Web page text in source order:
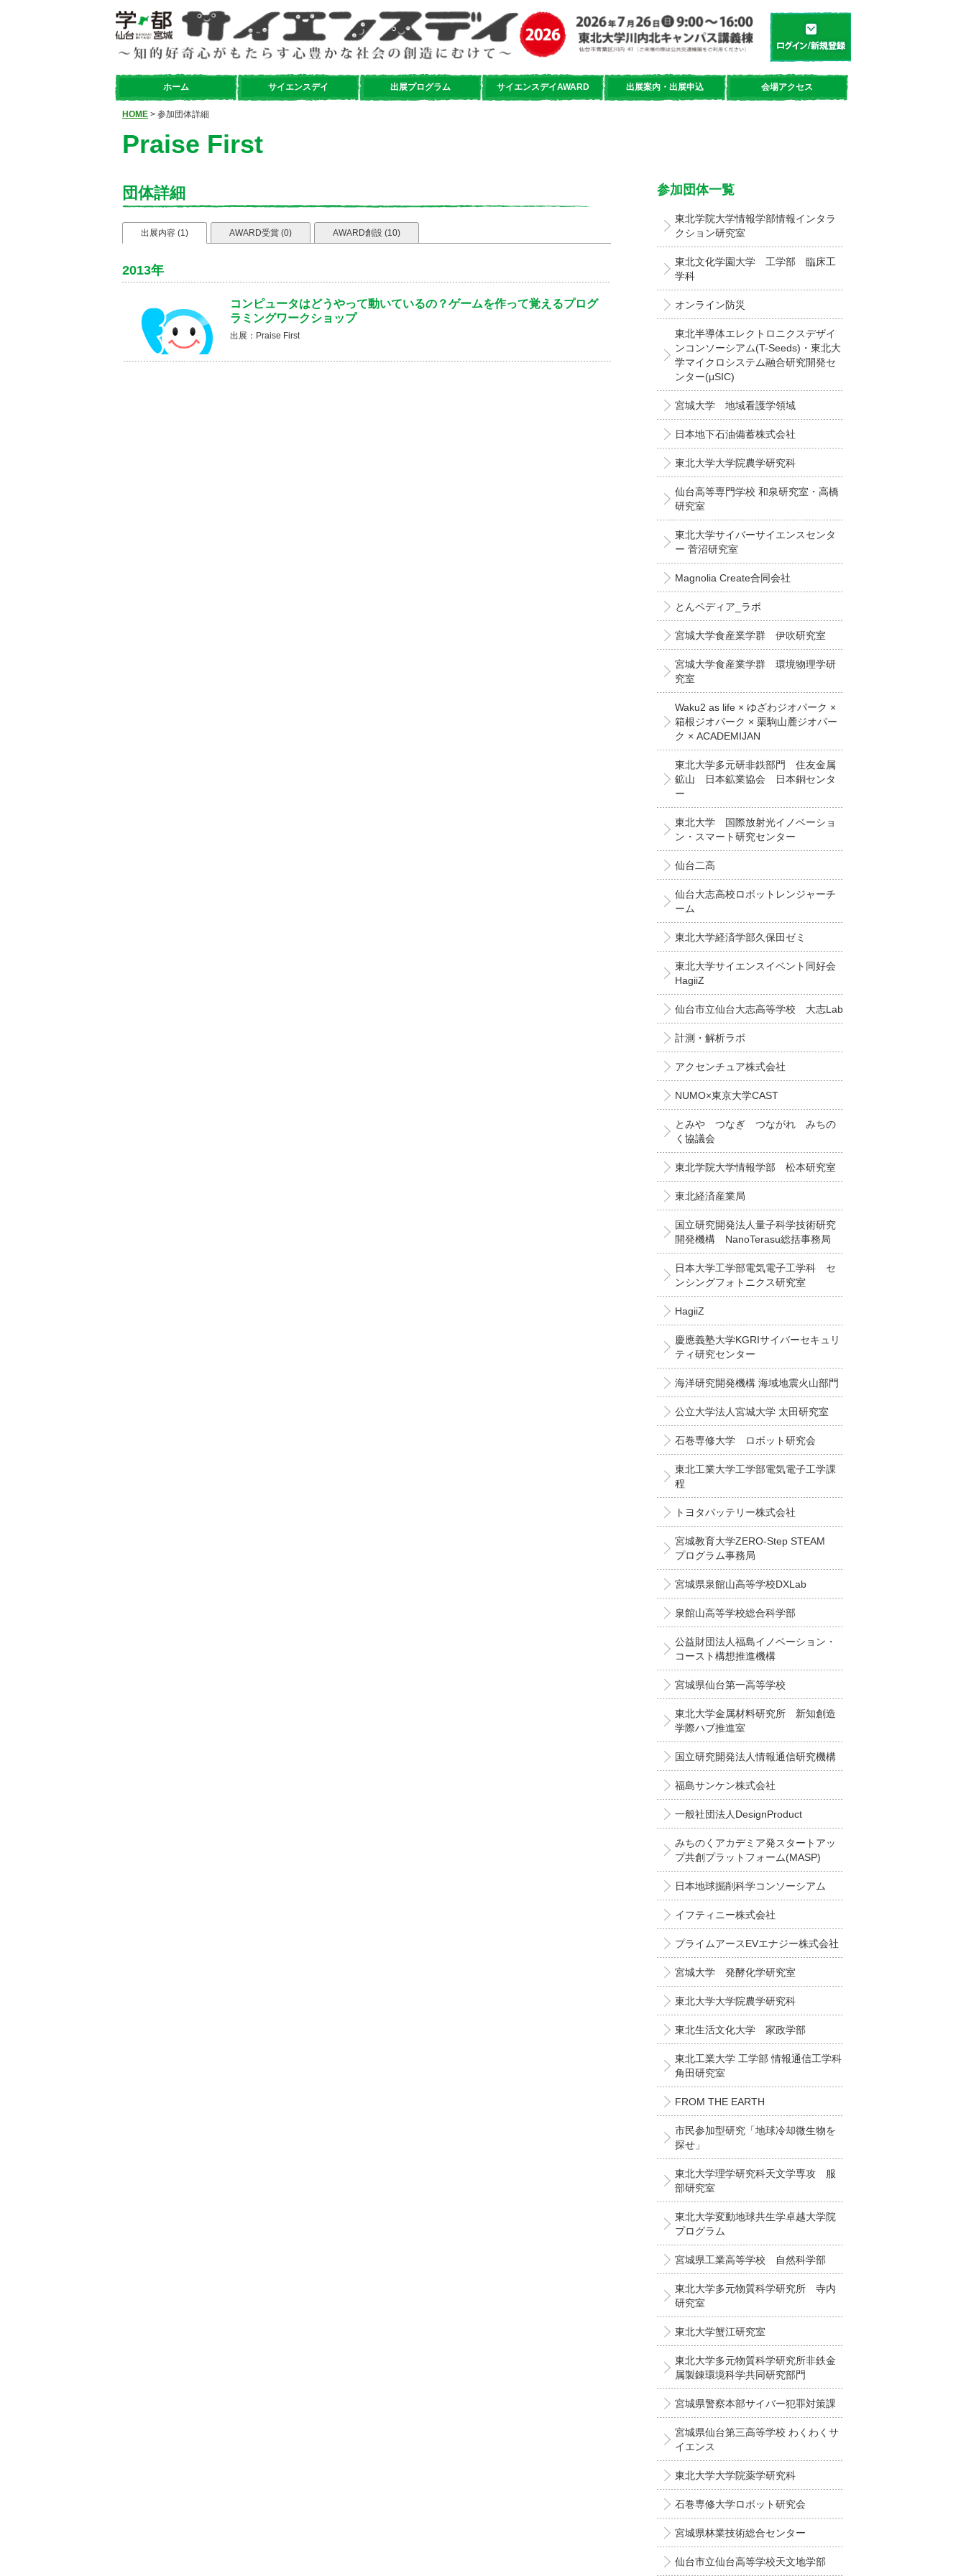
学都「仙台・宮城」サイエンスデイ
ホーム サイエンスデイ 出展プログラム サイエンスデイAWARD 出展案内・出展申込 会場アクセス
HOME > 参加団体詳細
Praise First
団体詳細
出展内容 (1) AWARD受賞 (0) AWARD創設 (10)
2013年
コンピュータはどうやって動いているの？ゲームを作って覚えるプログ
ラミングワークショップ
出展：Praise First
参加団体一覧
東北学院大学情報学部情報インタラ
クション研究室
東北文化学園大学 工学部 臨床工
学科
オンライン防災
東北半導体エレクトロニクスデザイ
ンコンソーシアム(T-Seeds)・東北大
学マイクロシステム融合研究開発セ
ンター(μSIC)
宮城大学 地域看護学領域
日本地下石油備蓄株式会社
東北大学大学院農学研究科
仙台高等専門学校 和泉研究室・高橋
研究室
東北大学サイバーサイエンスセンタ
ー 菅沼研究室
Magnolia Create合同会社
とんペディア_ラボ
宮城大学食産業学群 伊吹研究室
宮城大学食産業学群 環境物理学研
究室
Waku2 as life × ゆざわジオパーク ×
箱根ジオパーク × 栗駒山麓ジオパー
ク × ACADEMIJAN
東北大学多元研非鉄部門 住友金属
鉱山 日本鉱業協会 日本銅センタ
ー
東北大学 国際放射光イノベーショ
ン・スマート研究センター
仙台二高
仙台大志高校ロボットレンジャーチ
ーム
東北大学経済学部久保田ゼミ
東北大学サイエンスイベント同好会
HagiiZ
仙台市立仙台大志高等学校 大志Lab
計測・解析ラボ
アクセンチュア株式会社
NUMO×東京大学CAST
とみや つなぎ つながれ みちの
く協議会
東北学院大学情報学部 松本研究室
東北経済産業局
国立研究開発法人量子科学技術研究
開発機構 NanoTerasu総括事務局
日本大学工学部電気電子工学科 セ
ンシングフォトニクス研究室
HagiiZ
慶應義塾大学KGRIサイバーセキュリ
ティ研究センター
海洋研究開発機構 海域地震火山部門
公立大学法人宮城大学 太田研究室
石巻専修大学 ロボット研究会
東北工業大学工学部電気電子工学課
程
トヨタバッテリー株式会社
宮城教育大学ZERO-Step STEAM
プログラム事務局
宮城県泉館山高等学校DXLab
泉館山高等学校総合科学部
公益財団法人福島イノベーション・
コースト構想推進機構
宮城県仙台第一高等学校
東北大学金属材料研究所 新知創造
学際ハブ推進室
国立研究開発法人情報通信研究機構
福島サンケン株式会社
一般社団法人DesignProduct
みちのくアカデミア発スタートアッ
プ共創プラットフォーム(MASP)
日本地球掘削科学コンソーシアム
イフティニー株式会社
プライムアースEVエナジー株式会社
宮城大学 発酵化学研究室
東北大学大学院農学研究科
東北生活文化大学 家政学部
東北工業大学 工学部 情報通信工学科
角田研究室
FROM THE EARTH
市民参加型研究「地球冷却微生物を
探せ」
東北大学理学研究科天文学専攻 服
部研究室
東北大学変動地球共生学卓越大学院
プログラム
宮城県工業高等学校 自然科学部
東北大学多元物質科学研究所 寺内
研究室
東北大学蟹江研究室
東北大学多元物質科学研究所非鉄金
属製錬環境科学共同研究部門
宮城県警察本部サイバー犯罪対策課
宮城県仙台第三高等学校 わくわくサ
イエンス
東北大学大学院薬学研究科
石巻専修大学ロボット研究会
宮城県林業技術総合センター
仙台市立仙台高等学校天文地学部